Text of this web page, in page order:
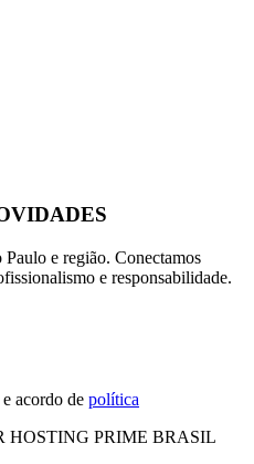
Paulo e região. Conectamos
e responsabilidade.
acordo de política
HOSTING PRIME BRASIL